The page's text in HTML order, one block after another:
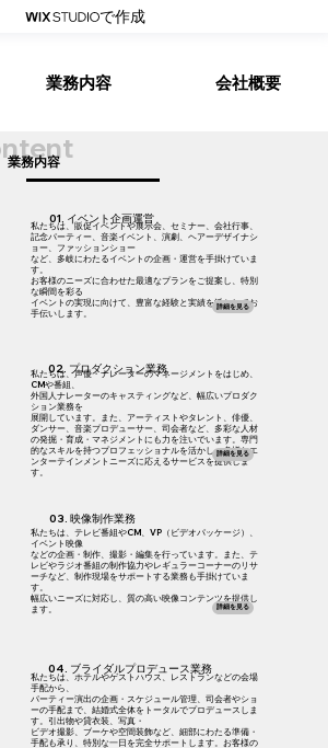
で作成
私たちは、テレビ番組やCM、VP（ビデオパッケージ）、
イベント映像
などの企画・制作、撮影・編集を行っています。また、テ
レビやラジオ番組の制作協力やレギュラーコーナーのリサ
ーチなど、制作現場をサポートする業務も手掛けていま
す。
幅広いニーズに対応し、質の高い映像コンテンツを提供し
ます。
詳細を見る
​03. 映像制作業務
​業務内容​​
01. イベント企画運営
私たちは、販促イベントや展示会、セミナー、会社行事、
記念パーティー、音楽イベント、演劇、ヘアーデザイナシ
ョー、ファッションショー
など、多岐にわたるイベントの企画・運営を手掛けていま
す。
お客様のニーズに合わせた最適なプランをご提案し、特別
な瞬間を彩る
イベントの実現に向けて、豊富な経験と実績を活かしてお
手伝いします。
詳細を見る
​02. プロダクション業務
私たちは、声優・ナレーターのマネージメントをはじめ、
CMや番組、
外国人ナレーターのキャスティングなど、幅広いプロダク
ション業務を
展開しています。また、アーティストやタレント、俳優、
ダンサー、音楽プロデューサー、司会者など、多彩な人材
の発掘・育成・マネジメントにも力を注いでいます。専門
的なスキルを持つプロフェッショナルを活かし、多様なエ
ンターテインメントニーズに応えるサービスを提供しま
す。
詳細を見る
私たちは、ホテルやゲストハウス、レストランなどの会場
手配から、
パーティー演出の企画・スケジュール管理、司会者やショ
ーの手配まで、結婚式全体をトータルでプロデュースしま
す。引出物や貸衣装、写真・
ビデオ撮影、ブーケや空間装飾など、細部にわたる準備・
手配も承り、特別な一日を完全サポートします。お客様の
​04. ブライダルプロデュース業務
業務内容 会社概要